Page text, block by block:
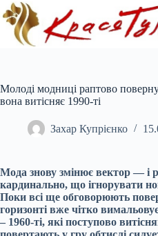
Перейти
до
вмісту
Молоді модниці раптово
вона витісняє 1990-ті
Захар Купрієнко
Мода знову змінює вектор — і
кардинально, що ігнорувати
Поки всі ще обговорюють
горизонті вже чітко
– 1960-ті, які поступово